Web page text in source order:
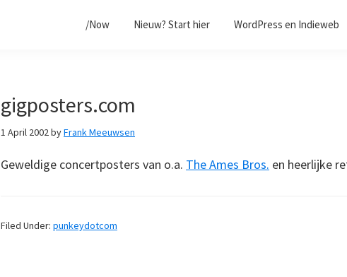
/Now Nieuw? Start hier WordPress en Indieweb
gigposters.com
1 April 2002byFrank Meeuwsen
Geweldige concertposters van o.a. The Ames Bros. en heerlijke
Filed Under: punkeydotcom